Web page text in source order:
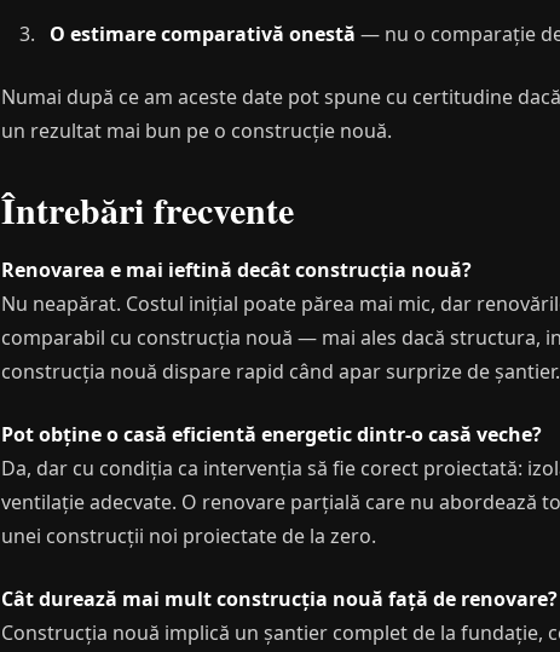
O estimare comparativă onestă — nu o comparație
Numai după ce am aceste date pot spune cu certitudine
un rezultat mai bun pe o construcție nouă.
Întrebări frecvente
Renovarea e mai ieftină decât construcția nouă?
Nu neapărat. Costul inițial poate părea mai mic, dar
comparabil cu construcția nouă — mai ales dacă structura,
construcția nouă dispare rapid când apar surprize de șantier.
Pot obține o casă eficientă energetic dintr-o casă veche?
Da, dar cu condiția ca intervenția să fie corect proiectată:
ventilație adecvate. O renovare parțială care nu abordează
unei construcții noi proiectate de la zero.
Cât durează mai mult construcția nouă față de renovare?
Construcția nouă implică un șantier complet de la fundație,